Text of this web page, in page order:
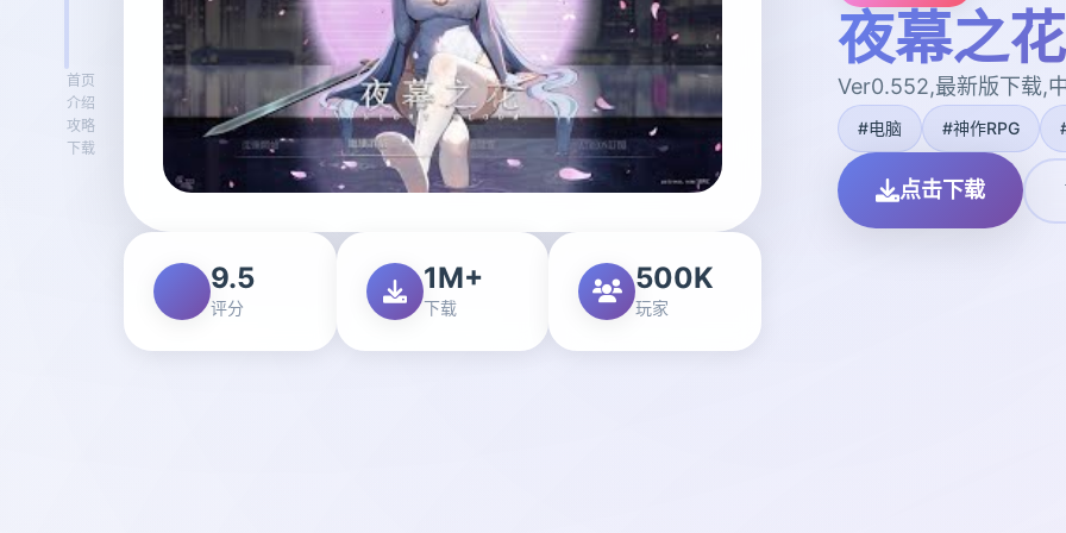
首页
介绍
攻略
下载
9.5
评分
1M+
下载
500K
玩家
夜幕之
Ver0.552,最新版下载,
#电脑 #神作RPG
点击下载